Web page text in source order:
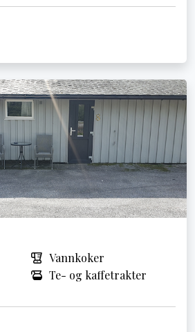
Vannkoker
Te- og kaffetrakter